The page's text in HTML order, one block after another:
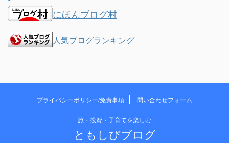
にほんブログ村
人気ブログランキング
プライバシーポリシー/免責事項 問い合わせフォーム
旅・投資・子育てを楽しむ
ともしびブログ